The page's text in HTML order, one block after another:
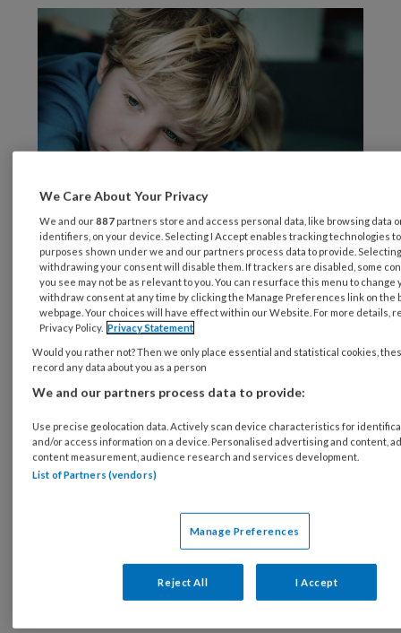
‘Knutselen?
REGISTREREN
Wil je dit artikel lezen?
Maak gratis een account aan en lees 2
artikelen gratis per maand
Al een account of abonnement? Log dan in
We Care About Your Privacy
We and our887partners store and access personal data, like browsing data
identifiers, on your device. Selecting I Accept enables tracking technologies
purposes shown under we and our partners process data to provide.
withdrawing your consent will disable them. If trackers are disabled, some
you see may not be as relevant to you. You can resurface this menu to change
withdraw consent at any time by clicking the Manage Preferences link on the
webpage. Your choices will have effect within our Website. For more details,
Privacy Policy. Privacy Statement
Would you rather not? Then we only place essential and statistical cookies,
record any data about you as a person
We and our partners process data to provide:
Use precise geolocation data. Actively scan device characteristics for
and/or access information on a device. Personalised advertising and content,
content measurement, audience research and services development.
List of Partners (vendors)
Manage Preferences
Reject All I Accept